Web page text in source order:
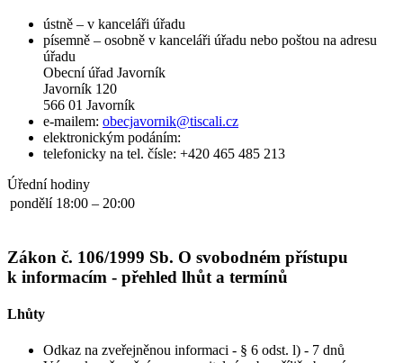
ústně – v kanceláři úřadu
písemně – osobně v kanceláři úřadu nebo poštou na adresu
úřadu
Obecní úřad Javorník
Javorník 120
566 01 Javorník
e-mailem: obecjavornik@tiscali.cz
elektronickým podáním:
telefonicky na tel. čísle: +420 465 485 213
Úřední hodiny
pondělí 18:00 – 20:00
Zákon č. 106/1999 Sb. O svobodném přístupu
k informacím - přehled lhůt a termínů
Lhůty
Odkaz na zveřejněnou informaci - § 6 odst. l) - 7 dnů